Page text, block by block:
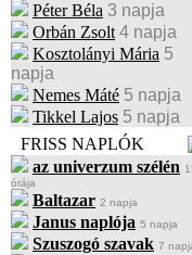
Péter Béla 3 napja
Orbán Zsolt 4 napja
Kosztolányi Mária 5
napja
Nemes Máté 5 napja
Tikkel Lajos 5 napja
FRISS NAPLÓK
az univerzum szélén
órája
Baltazar 2 napja
Janus naplója 5 napja
Szuszogó szavak 7